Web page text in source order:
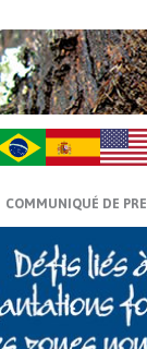
COMMUNIQUÉ DE